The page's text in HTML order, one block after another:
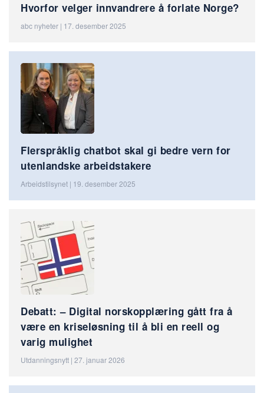
Hvorfor velger innvandrere å forlate Norge?
abc nyheter | 17. desember 2025
Flerspråklig chatbot skal gi bedre vern for
utenlandske arbeidstakere
Arbeidstilsynet | 19. desember 2025
Debatt: – Digital norskopplæring gått fra å
være en kriseløsning til å bli en reell og
varig mulighet
Utdanningsnytt | 27. januar 2026